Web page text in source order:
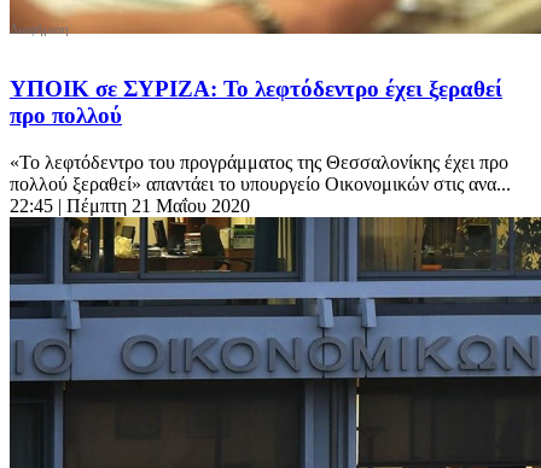
ΥΠΟΙΚ σε ΣΥΡΙΖΑ: Το λεφτόδεντρο έχει ξεραθεί
προ πολλού
«Το λεφτόδεντρο του προγράμματος της Θεσσαλονίκης έχει προ
πολλού ξεραθεί» απαντάει το υπουργείο Οικονομικών στις ανα...
22:45 | Πέμπτη 21 Μαΐου 2020